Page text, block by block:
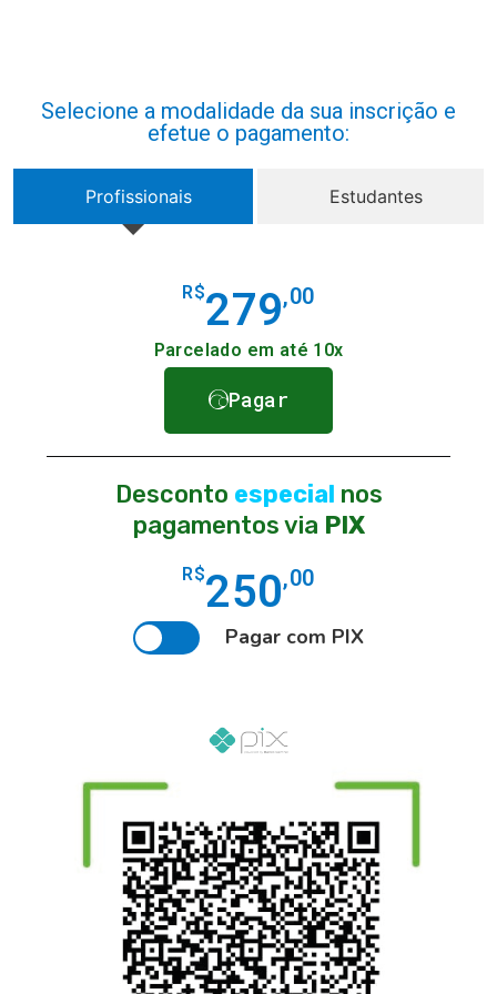
Selecione a modalidade da sua inscrição e
efetue o pagamento:
Profissionais Estudantes
R$279,00
Parcelado em até 10x
Pagar
Desconto especial nos
pagamentos via PIX
R$250,00
Pagar com PIX